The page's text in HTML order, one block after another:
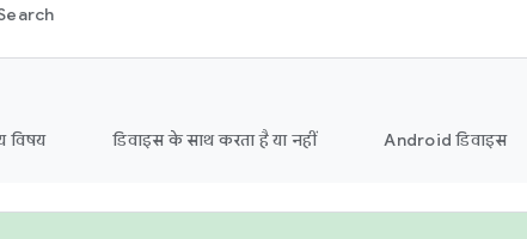
विषय डिवाइस के साथ करता है या नहीं Android डिवाइस